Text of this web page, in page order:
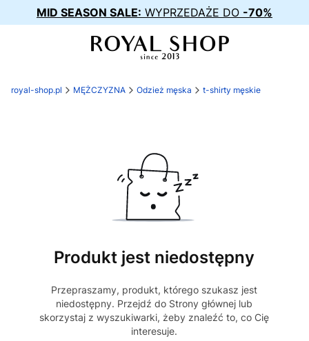
MID SEASON SALE: WYPRZEDAŻE DO -70%
royal-shop.pl MĘŻCZYZNA Odzież męska t-shirty męskie
Produkt jest niedostępny
Przepraszamy, produkt, którego szukasz jest
niedostępny. Przejdź do Strony głównej lub
skorzystaj z wyszukiwarki, żeby znaleźć to, co Cię
interesuje.